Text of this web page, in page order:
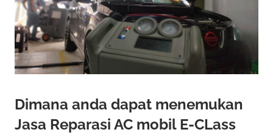
Dimana anda dapat menemukan
Jasa Reparasi AC mobil E-CLass